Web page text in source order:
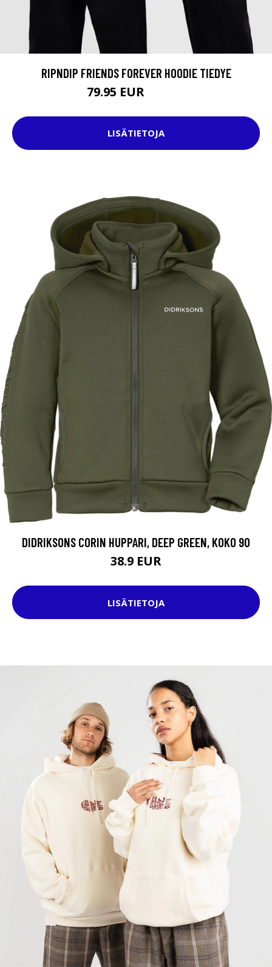
RIPNDIP FRIENDS FOREVER HOODIE TIEDYE
79.95 EUR
LISÄTIETOJA
DIDRIKSONS CORIN HUPPARI, DEEP GREEN, KOKO 90
38.9 EUR
LISÄTIETOJA